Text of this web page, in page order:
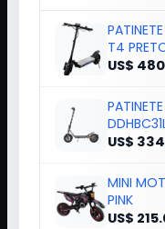
T4
US$
US$
MINI
PINK
US$